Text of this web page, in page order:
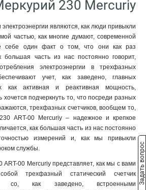
230 Mercuriy
являются, как люди привыкли
частью, как многие думают, современной
себе один факт о том, что они как раз
большая часть из нас постоянно говорит,
электроэнергии в трехфазных
учет, как заведено, главных
как активная и реактивная мощность,
подчеркнуть то, что посреди разных
трехфазных счетчиков, вообщем то,
АRT-00 Mercuriy – надежное и крепкое
как большая часть из нас постоянно
измерений и, как мы привыкли
службы.
00 Mercuriy представляет, как мы с вами
трехфазный статический счетчик
со, как заведено, встроенными
Задать вопрос